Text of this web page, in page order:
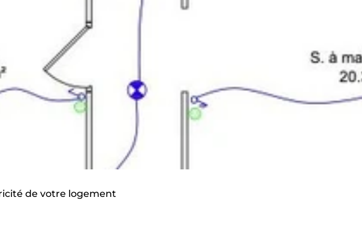
de votre logement